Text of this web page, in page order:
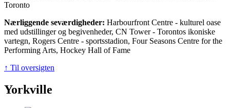
Toronto
Nærliggende seværdigheder: Harbourfront Centre - kulturel oase
med udstillinger og begivenheder, CN Tower - Torontos ikoniske
vartegn, Rogers Centre - sportsstadion, Four Seasons Centre for the
Performing Arts, Hockey Hall of Fame
↑ Til oversigten
Yorkville